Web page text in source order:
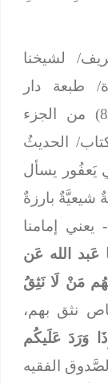
لشيخنا
328 للهجرة/ طبعة دار
الأسوة/ طهران - إيران/ صفحة (89) من الجزء
الحديثُ
يَعفُور يسأل
شيعيَّةٌ بارزةٌ
إمامنا
الله
عَن
مَنْ لَا نَثِقُ
نثق بهم،
وَرَدَ عَلَيكُم
الفقيه